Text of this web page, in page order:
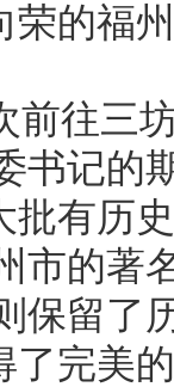
荣的福
前往三
书记的
批有历
市的著
保留了
了完美